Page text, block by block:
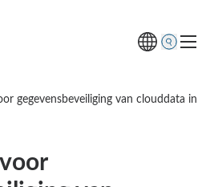
gegevensbeveiliging van clouddata in